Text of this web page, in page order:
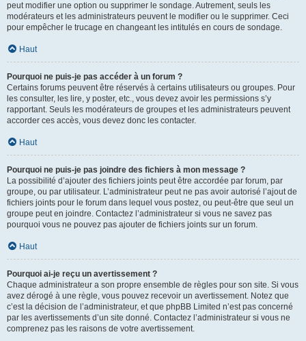
peut modifier une option ou supprimer le sondage. Autrement, seuls les
modérateurs et les administrateurs peuvent le modifier ou le supprimer. Ceci
pour empêcher le trucage en changeant les intitulés en cours de sondage.
Haut
Pourquoi ne puis-je pas accéder à un forum ?
Certains forums peuvent être réservés à certains utilisateurs ou groupes. Pour
les consulter, les lire, y poster, etc., vous devez avoir les permissions s’y
rapportant. Seuls les modérateurs de groupes et les administrateurs peuvent
accorder ces accès, vous devez donc les contacter.
Haut
Pourquoi ne puis-je pas joindre des fichiers à mon message ?
La possibilité d’ajouter des fichiers joints peut être accordée par forum, par
groupe, ou par utilisateur. L’administrateur peut ne pas avoir autorisé l’ajout de
fichiers joints pour le forum dans lequel vous postez, ou peut-être que seul un
groupe peut en joindre. Contactez l’administrateur si vous ne savez pas
pourquoi vous ne pouvez pas ajouter de fichiers joints sur un forum.
Haut
Pourquoi ai-je reçu un avertissement ?
Chaque administrateur a son propre ensemble de règles pour son site. Si vous
avez dérogé à une règle, vous pouvez recevoir un avertissement. Notez que
c’est la décision de l’administrateur, et que phpBB Limited n’est pas concerné
par les avertissements d’un site donné. Contactez l’administrateur si vous ne
comprenez pas les raisons de votre avertissement.